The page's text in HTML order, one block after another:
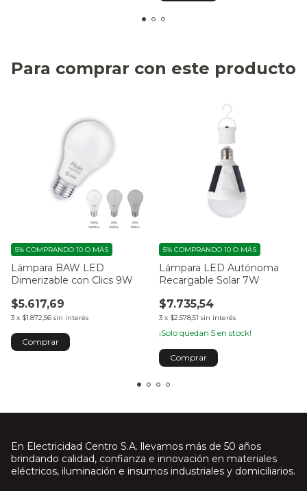
Para comprar con este producto
Lámpara BAW LED
Dimerizable con Clics 9W
$5.617,69
3 x $1.872,56 sin interés
5% COMPRANDO 10 O MÁS
Lámpara LED Autónoma
Recargable Solar 7W
$7.735,54
3 x $2.578,51 sin interés
5% COMPRANDO 10 O MÁS
¡Solo quedan 5 en stock!
En Electricidad Centro S.A. llevamos más de 50 años
brindando calidad, confianza e innovación en materiales
eléctricos, iluminación e insumos industriales y domiciliarios.